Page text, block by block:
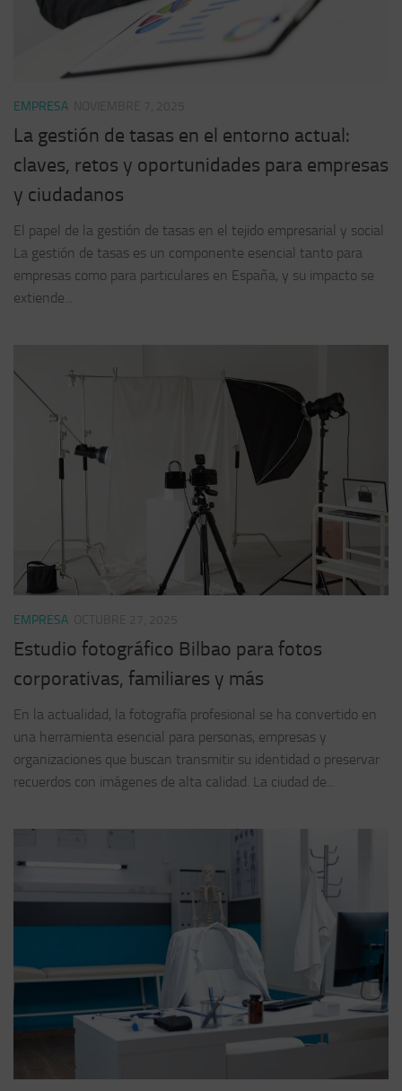
EMPRESA
La gestión de tasas en el entorno actual:
claves, retos y oportunidades para empresas
y ciudadanos
El papel de la gestión de tasas en el tejido empresarial y social
La gestión de tasas es un componente esencial tanto para
empresas como para particulares en España, y su impacto se
extiende...
EMPRESA
Estudio fotográfico Bilbao para fotos
corporativas, familiares y más
En la actualidad, la fotografía profesional se ha convertido en
una herramienta esencial para personas, empresas y
organizaciones que buscan transmitir su identidad o preservar
recuerdos con imágenes de alta calidad. La ciudad de...